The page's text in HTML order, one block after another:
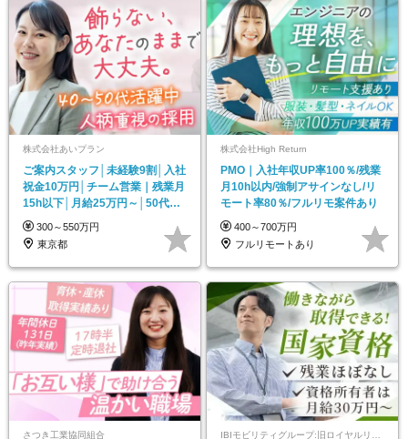
株式会社あいプラン
ご案内スタッフ│未経験9割│入社
祝金10万円│チーム営業｜残業月
15h以下│月給25万円～│50代未
経験活躍中
300～550万円
東京都
株式会社High Return
PMO｜入社年収UP率100％/残業
月10h以内/強制アサインなし/リ
モート率80％/フルリモ案件あり
400～700万円
フルリモートあり
さつき工業協同組合 IBIモビリティグループ:旧ロイヤルリムジングループ